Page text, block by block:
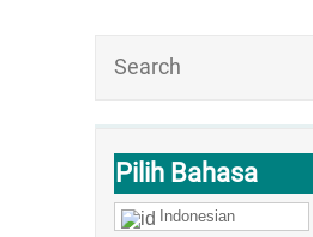
Pilih Bahasa
Indonesian